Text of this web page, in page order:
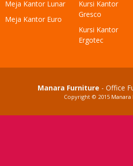
Meja Kantor Lunar
Meja Kantor Euro
Kursi Kantor
Gresco
Kursi Kantor
Ergotec
Manara Furniture - Office
Copyright © 2015